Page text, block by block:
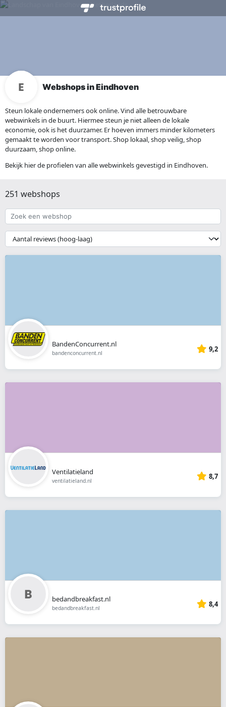
Webshops in Eindhoven
Steun lokale ondernemers ook online. Vind alle betrouwbare
webwinkels in de buurt. Hiermee steun je niet alleen de lokale
economie, ook is het duurzamer. Er hoeven immers minder kilometers
gemaakt te worden voor transport. Shop lokaal, shop veilig, shop
duurzaam, shop online.
Bekijk hier de profielen van alle webwinkels gevestigd in Eindhoven.
251 webshops
Zoek
een
webshop
{{
__('Sort')
}}
BandenConcurrent.nl
bandenconcurrent.nl 9,2
Ventilatieland
ventilatieland.nl 8,7
bedandbreakfast.nl
bedandbreakfast.nl 8,4